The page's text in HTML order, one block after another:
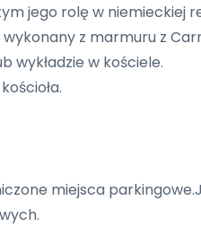
jego rolę w niemieckiej
z marmuru z
wykładzie w kościele.
miejsca